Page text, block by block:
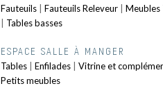
Fauteuils| Fauteuils Releveur| Meubles
| Tables basses
ESPACE SALLE À MANGER
Tables| Enfilades| Vitrine et
Petits meubles